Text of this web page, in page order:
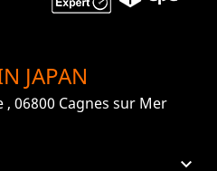
JAPAN
, 06800 Cagnes sur Mer
